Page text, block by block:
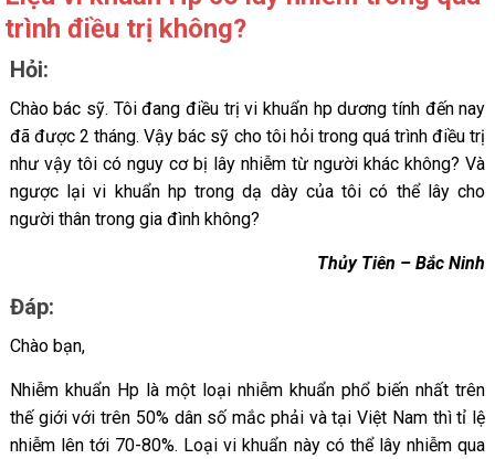
trình điều trị không?
Hỏi:
Chào bác sỹ. Tôi đang điều trị vi khuẩn hp dương tính đến nay
đã được 2 tháng. Vậy bác sỹ cho tôi hỏi trong quá trình điều trị
như vậy tôi có nguy cơ bị lây nhiễm từ người khác không? Và
ngược lại vi khuẩn hp trong dạ dày của tôi có thể lây cho
người thân trong gia đình không?
Thủy Tiên – Bắc Ninh
Đáp:
Chào bạn,
Nhiễm khuẩn Hp là một loại nhiễm khuẩn phổ biến nhất trên
thế giới với trên 50% dân số mắc phải và tại Việt Nam thì tỉ lệ
nhiễm lên tới 70-80%. Loại vi khuẩn này có thể lây nhiễm qua